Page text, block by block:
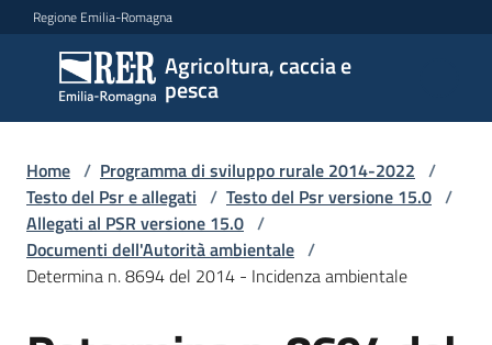
Vai al contenuto
Vai alla navigazione
Vai al footer
Regione Emilia-Romagna
Agricoltura, caccia e
pesca
Agricoltura,
caccia e
pesca
Argomenti
Home / Programma di sviluppo rurale 2014-2022 /
Testo del Psr e allegati / Testo del Psr versione 15.0 /
Allegati al PSR versione 15.0 /
Documenti dell'Autorità ambientale /
Determina n. 8694 del 2014 - Incidenza ambientale